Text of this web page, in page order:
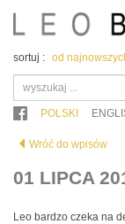
Wróć do wpisów
sortuj : od
POLSKI
01 LIPCA
Leo bardzo czeka na